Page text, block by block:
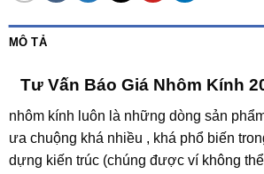
MÔ TẢ
Tư Vấn Báo Giá Nhôm Kính
nhôm kính luôn là những dòng sản
ưa chuộng khá nhiều , khá phổ biến
dựng kiến trúc (chúng được ví không